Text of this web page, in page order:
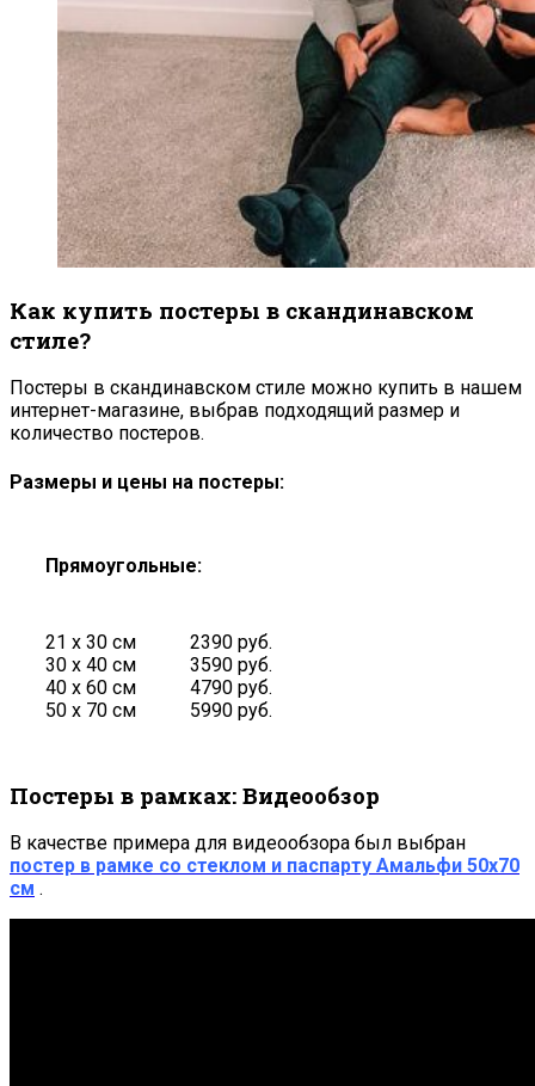
Как купить постеры в скандинавском
стиле?
Постеры в скандинавском стиле можно купить в нашем
интернет-магазине, выбрав подходящий размер и
количество постеров.
Размеры и цены на постеры:
Прямоугольные:
21 х 30 см
30 х 40 см
40 х 60 см
50 х 70 см
2390 руб.
3590 руб.
4790 руб.
5990 руб.
Постеры в рамках: Видеообзор
В качестве примера для видеообзора был выбран
постер в рамке со стеклом и паспарту Амальфи 50х70
см .